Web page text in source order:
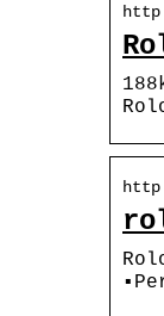
http
http